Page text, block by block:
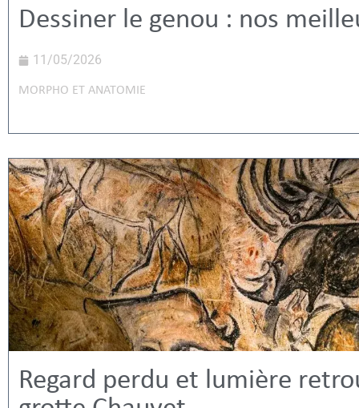
Dessiner le genou : nos
11/05/2026
MORPHO ET ANATOMIE
Regard perdu et lumière